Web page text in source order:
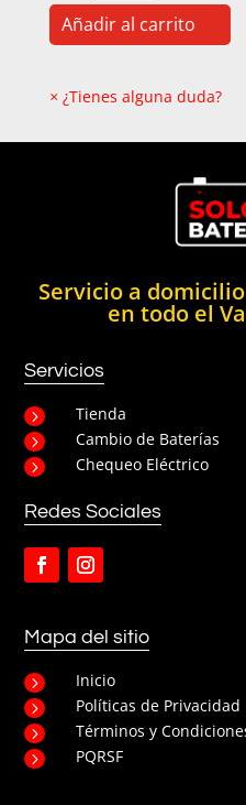
Añadir al carrito
× ¿Tienes alguna duda?
Servicio a
en todo el
Servicios
5 Tienda
5 Cambio de Baterías
5 Chequeo Eléctrico
Redes Sociales
Mapa del sitio
5 Inicio
5 Políticas de Privacidad
5 Términos y
5 PQRSF